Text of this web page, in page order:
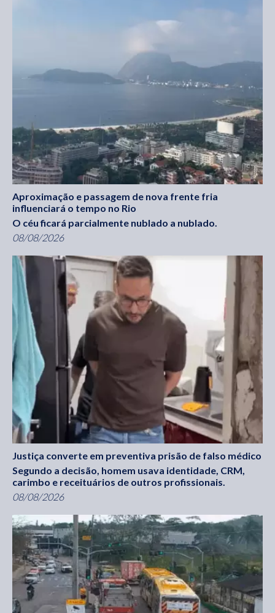
Aproximação e passagem de nova frente fria
influenciará o tempo no Rio
O céu ficará parcialmente nublado a nublado.
08/08/2026
Justiça converte em preventiva prisão de falso médico
Segundo a decisão, homem usava identidade, CRM,
carimbo e receituários de outros profissionais.
08/08/2026